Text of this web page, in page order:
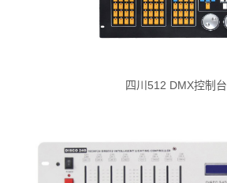
四川512 DMX控制台